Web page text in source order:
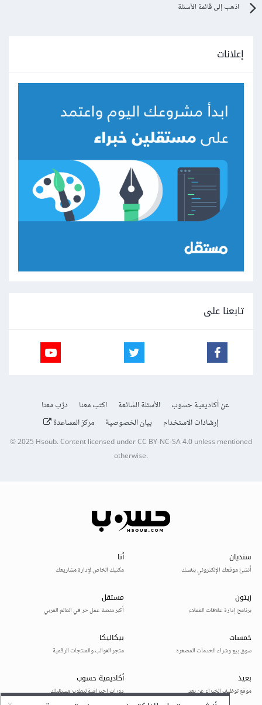
اذهب إلى قائمة الأسئلة
إعلانات
تابعنا على
عن أكاديمية حسوب الأسئلة الشائعة اكتب معنا
درّب معنا
إرشادات الاستخدام
بيان الخصوصية مركز المساعدة
© 2025Hsoub.Content licensed underCC BY-NC-SA 4.0unless mentioned
otherwise.